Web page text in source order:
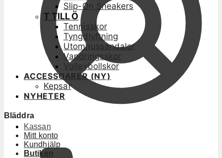
Kassan
Slip-On Sneakers
T TILL Ö
Tennisskor
Tyngdlyftning
Utomhussandaler
Vandringsskor
Volleybollskor
ACCESSOARER (NY)
Kepsar
NYHETER
Bläddra
Mitt konto
Kundhjälp
Butiken